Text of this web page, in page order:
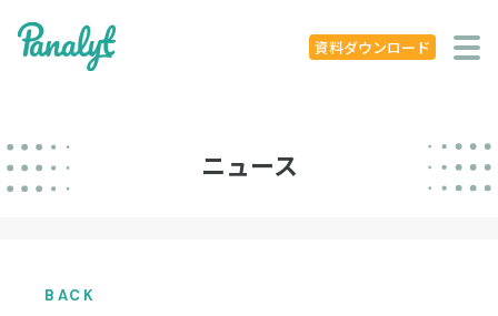
資料ダウンロード
システム特徴
ニュース ニュース
BACK